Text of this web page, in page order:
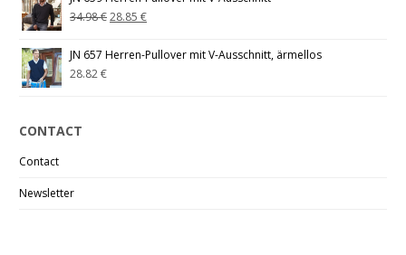
34.98€28.85€
JN 657 Herren-Pullover mit V-Ausschnitt, ärmellos
28.82€
CONTACT
Contact
Newsletter